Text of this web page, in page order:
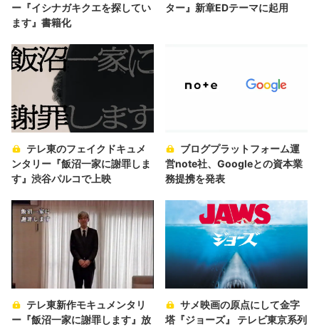
ー『イシナガキクエを探してい
ます』書籍化
ター』新章EDテーマに起用
テレ東のフェイクドキュメ
ンタリー『飯沼一家に謝罪しま
す』渋谷パルコで上映
ブログプラットフォーム運
営note社、Googleとの資本業
務提携を発表
テレ東新作モキュメンタリ
ー『飯沼一家に謝罪します』放
サメ映画の原点にして金字
塔『ジョーズ』 テレビ東京系列